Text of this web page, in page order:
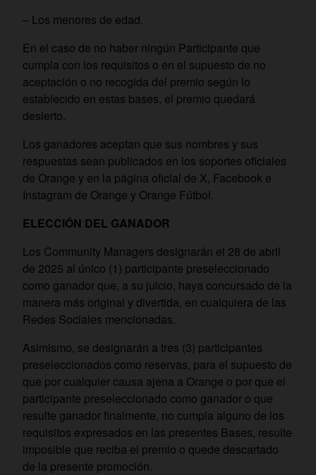
– Los menores de edad.
En el caso de no haber ningún Participante que
cumpla con los requisitos o en el supuesto de no
aceptación o no recogida del premio según lo
establecido en estas bases, el premio quedará
desierto.
Los ganadores aceptan que sus nombres y sus
respuestas sean publicados en los soportes oficiales
de Orange y en la página oficial de X, Facebook e
Instagram de Orange y Orange Fútbol.
ELECCIÓN DEL GANADOR
Los Community Managers designarán el 28 de abril
de 2025 al único (1) participante preseleccionado
como ganador que, a su juicio, haya concursado de la
manera más original y divertida, en cualquiera de las
Redes Sociales mencionadas.
Asimismo, se designarán a tres (3) participantes
preseleccionados como reservas, para el supuesto de
que por cualquier causa ajena a Orange o por que el
participante preseleccionado como ganador o que
resulte ganador finalmente, no cumpla alguno de los
requisitos expresados en las presentes Bases, resulte
imposible que reciba el premio o quede descartado
de la presente promoción.